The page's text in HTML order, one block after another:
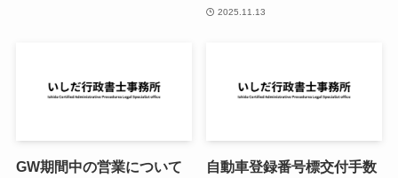
2025.11.13
GW期間中の営業について
自動車登録番号標交付手数